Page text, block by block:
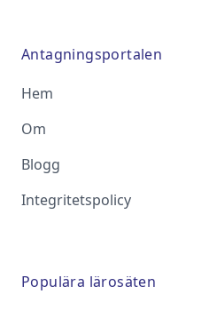
Antagningsportalen
Hem
Om
Blogg
Integritetspolicy
Populära lärosäten